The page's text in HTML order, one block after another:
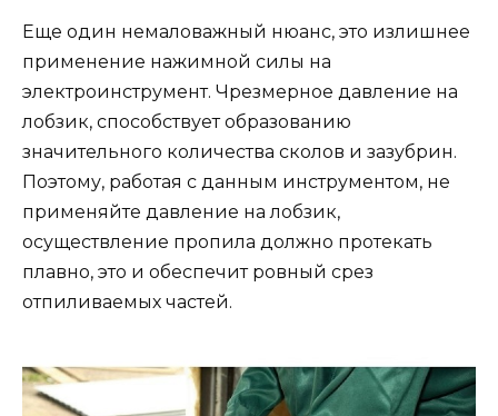
Еще один немаловажный нюанс, это излишнее
применение нажимной силы на
электроинструмент. Чрезмерное давление на
лобзик, способствует образованию
значительного количества сколов и зазубрин.
Поэтому, работая с данным инструментом, не
применяйте давление на лобзик,
осуществление пропила должно протекать
плавно, это и обеспечит ровный срез
отпиливаемых частей.